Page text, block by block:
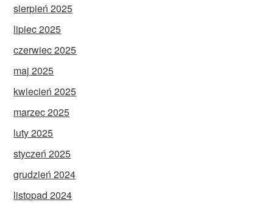
sierpień 2025
lipiec 2025
czerwiec 2025
maj 2025
kwiecień 2025
marzec 2025
luty 2025
styczeń 2025
grudzień 2024
listopad 2024